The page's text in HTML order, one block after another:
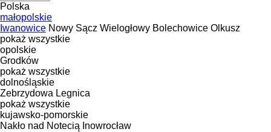
Polska
małopolskie
Iwanowice Nowy Sącz Wielogłowy Bolechowice Olkusz
pokaż wszystkie
opolskie
Grodków
pokaż wszystkie
dolnośląskie
Zebrzydowa Legnica
pokaż wszystkie
kujawsko-pomorskie
Nakło nad Notecią Inowrocław